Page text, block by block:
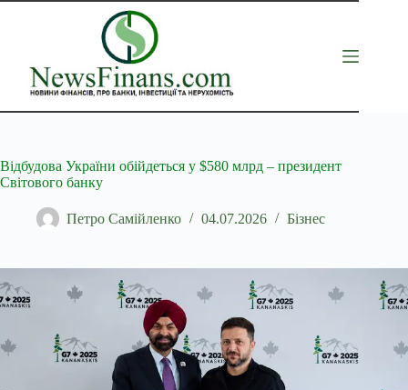
Перейти
Відбудова України обійдеться у $580 млрд – президент
Світового банку
Петро Самійленко 04.07.2026 Бізнес